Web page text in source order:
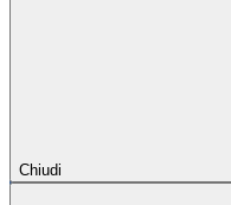
Chiudi